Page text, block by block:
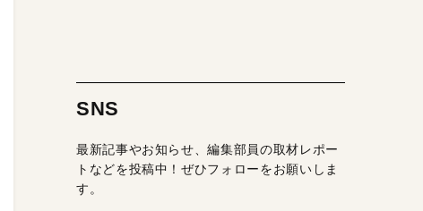
SNS
最新記事やお知らせ、編集部員の取材レポー
トなどを投稿中！ぜひフォローをお願いしま
す。